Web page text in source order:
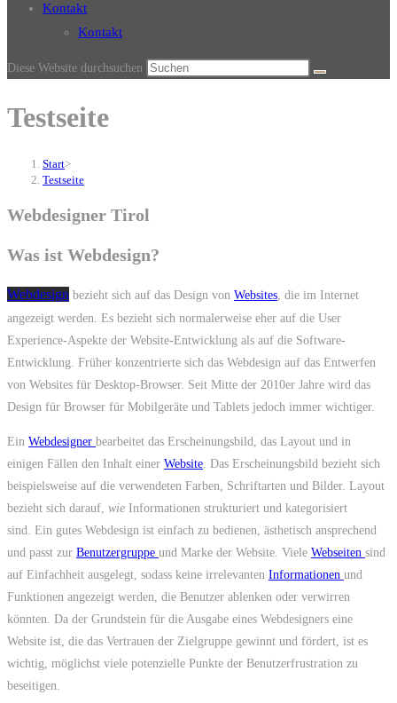
Kontakt
Kontakt
Diese Website durchsuchen
Testseite
Start>
Testseite
Webdesigner Tirol
Was ist Webdesign?
Webdesign bezieht sich auf das Design von Websites , die im Internet
angezeigt werden. Es bezieht sich normalerweise eher auf die User
Experience-Aspekte der Website-Entwicklung als auf die Software-
Entwicklung. Früher konzentrierte sich das Webdesign auf das Entwerfen
von Websites für Desktop-Browser. Seit Mitte der 2010er Jahre wird das
Design für Browser für Mobilgeräte und Tablets jedoch immer wichtiger.
Ein Webdesigner bearbeitet das Erscheinungsbild, das Layout und in
einigen Fällen den Inhalt einer Website . Das Erscheinungsbild bezieht sich
beispielsweise auf die verwendeten Farben, Schriftarten und Bilder. Layout
bezieht sich darauf, wie Informationen strukturiert und kategorisiert
sind. Ein gutes Webdesign ist einfach zu bedienen, ästhetisch ansprechend
und passt zur Benutzergruppe und Marke der Website. Viele Webseiten sind
auf Einfachheit ausgelegt, sodass keine irrelevanten Informationen und
Funktionen angezeigt werden, die Benutzer ablenken oder verwirren
könnten. Da der Grundstein für die Ausgabe eines Webdesigners eine
Website ist, die das Vertrauen der Zielgruppe gewinnt und fördert, ist es
wichtig, möglichst viele potenzielle Punkte der Benutzerfrustration zu
beseitigen.